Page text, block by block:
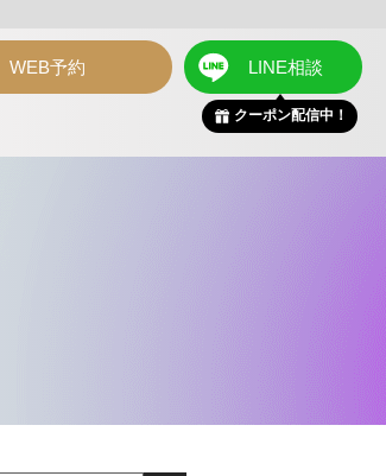
WEB予約 LINE相談
クーポン配信中！